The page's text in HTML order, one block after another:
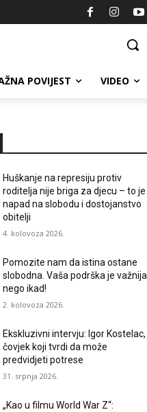
POVIJEST VIDEO
Huškanje na represiju protiv
roditelja nije briga za djecu – to je
napad na slobodu i dostojanstvo
obitelji
4. kolovoza 2026.
Pomozite nam da istina ostane
slobodna. Vaša podrška je važnija
nego ikad!
2. kolovoza 2026.
Ekskluzivni intervju: Igor Kostelac,
čovjek koji tvrdi da može
predvidjeti potrese
31. srpnja 2026.
„Kao u filmu World War Z“: